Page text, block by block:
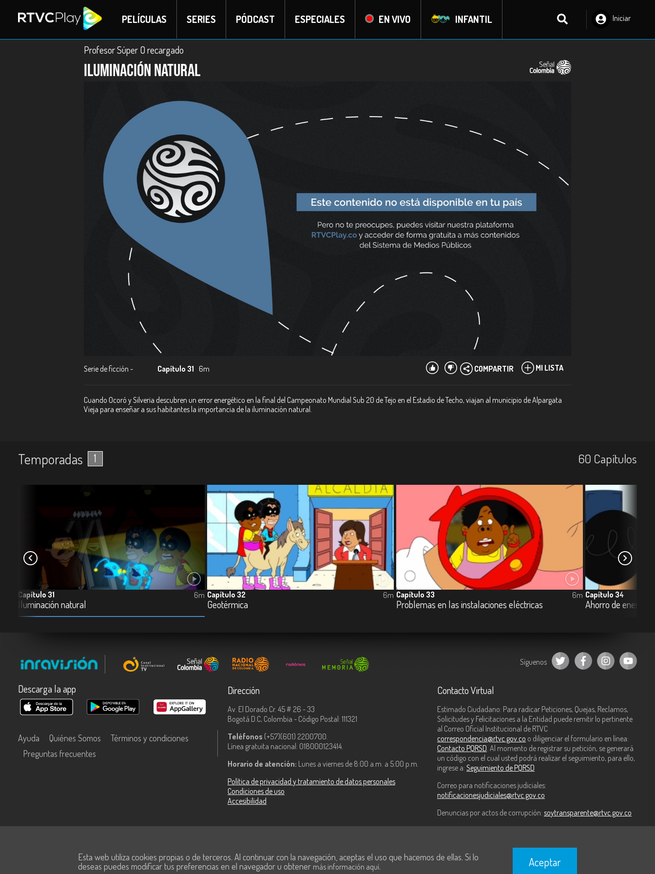
PELÍCULAS SERIES PÓDCAST ESPECIALES EN VIVO INFANTIL
Iniciar
Profesor Súper O recargado
Iluminación natural
Serie de ficción - Capítulo 31 6m MI LISTA
COMPARTIR
Cuando Ocoró y Silveria descubren un error energético en la final del Campeonato Mundial Sub 20 de Tejo en el Estadio de Techo, viajan al municipio de Alpargata
Vieja para enseñar a sus habitantes la importancia de la iluminación natural.
Temporadas 1 60 Capí­tulos
Capítulo 31
Iluminación natural
6m Capítulo 32
Geotérmica
6m Capítulo 33
Problemas en las instalaciones eléctricas
6m Capítulo 34
Ahorro de energía
Síguenos
Descarga la app
Ayuda Quiénes Somos
Términos y condiciones
Preguntas frecuentes
Dirección
Av. El Dorado Cr. 45 # 26 - 33
Bogotá D.C, Colombia - Código Postal: 111321
Teléfonos (+57)(601) 2200700.
Línea gratuita nacional: 018000123414.
Horario de atención: Lunes a viernes de 8:00 a.m. a 5:00 p.m.
Política de privacidad y tratamiento de datos personales
Condiciones de uso
Accesibilidad
Contacto Virtual
Estimado Ciudadano: Para radicar Peticiones, Quejas, Reclamos,
Solicitudes y Felicitaciones a la Entidad puede remitir lo pertinente
al Correo Oficial Institucional de RTVC
correspondencia@rtvc.gov.co o diligenciar el formulario en línea:
Contacto PQRSD . Al momento de registrar su petición, se generará
un código con el cual usted podrá realizar el seguimiento, para ello,
ingrese a: Seguimiento de PQRSD
Correo para notificaciones judiciales:
notificacionesjudiciales@rtvc.gov.co
Denuncias por actos de corrupción: soytransparente@rtvc.gov.co
Información y las Comunicaciones de MinTic.
Esta web utiliza cookies propias o de terceros. Al continuar con la navegación, aceptas el uso que hacemos de ellas. Si lo
deseas puedes modificar tus preferencias en el navegador u obtener más información aquí. Aceptar